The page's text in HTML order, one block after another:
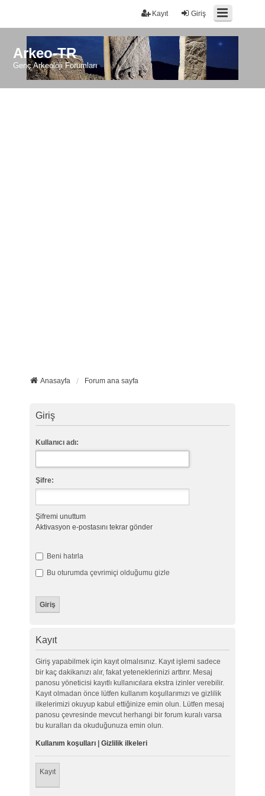
Giriş
Kayıt
Arkeo-TR
Genç Arkeoloji Forumları
Anasayfa Forum ana sayfa
Giriş
Kullanıcı adı:
Şifre:
Şifremi unuttum
Aktivasyon e-postasını tekrar gönder
Beni hatırla
Bu oturumda çevrimiçi olduğumu gizle
Kayıt
Giriş yapabilmek için kayıt olmalısınız. Kayıt işlemi sadece
bir kaç dakikanızı alır, fakat yeteneklerinizi arttırır. Mesaj
panosu yöneticisi kayıtlı kullanıcılara ekstra izinler verebilir.
Kayıt olmadan önce lütfen kullanım koşullarımızı ve gizlilik
ilkelerimizi okuyup kabul ettiğinize emin olun. Lütfen mesaj
panosu çevresinde mevcut herhangi bir forum kuralı varsa
bu kuralları da okuduğunuza emin olun.
Kullanım koşulları| Gizlilik ilkeleri
Kayıt